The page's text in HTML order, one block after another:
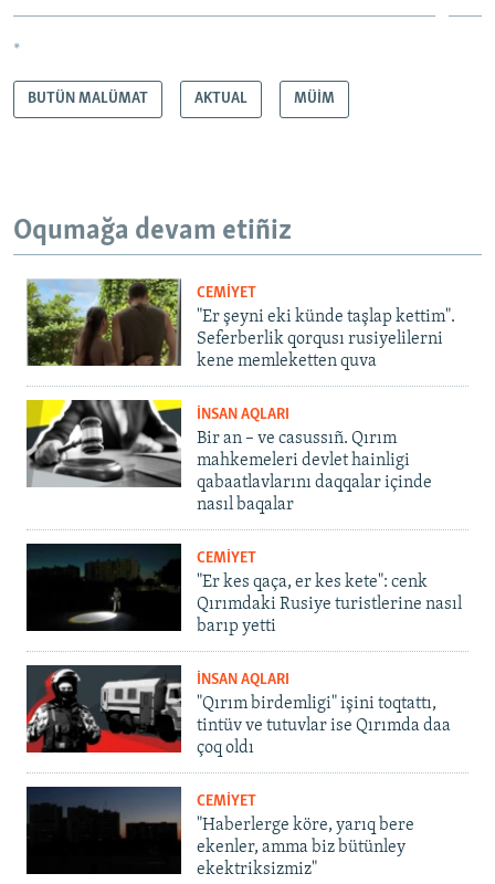
*
BUTÜN MALÜMAT AKTUAL MÜİM
Oqumağa devam etiñiz
CEMİYET
"Er şeyni eki künde taşlap kettim".
Seferberlik qorqusı rusiyelilerni
kene memleketten quva
İNSAN AQLARI
Bir an – ve casussıñ. Qırım
mahkemeleri devlet hainligi
qabaatlavlarını daqqalar içinde
nasıl baqalar
CEMİYET
"Er kes qaça, er kes kete": cenk
Qırımdaki Rusiye turistlerine nasıl
barıp yetti
İNSAN AQLARI
"Qırım birdemligi" işini toqtattı,
tintüv ve tutuvlar ise Qırımda daa
çoq oldı
CEMİYET
"Haberlerge köre, yarıq bere
ekenler, amma biz bütünley
ekektriksizmiz"